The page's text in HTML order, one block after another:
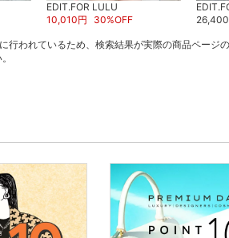
EDIT.FOR LULU
10,010円 30%OFF
26,400
行われているため、検索結果が実際の商品ページ